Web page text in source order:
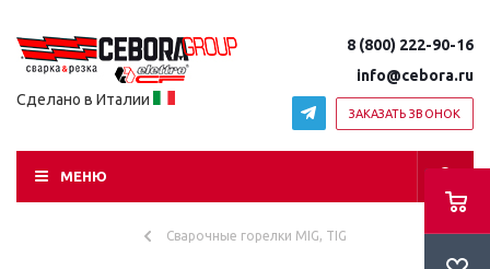
Сделано в Италии
8 (800) 222-90-16
info@cebora.ru
ЗАКАЗАТЬ ЗВОНОК
МЕНЮ
Сварочные горелки MIG, TIG